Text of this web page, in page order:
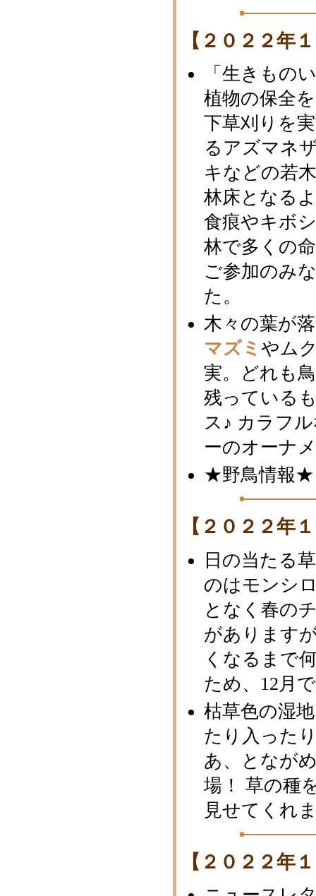
【２０２２年
「生きもの
植物の保全
下草刈りを
るアズマネ
キなどの若
林床となる
食痕やキボ
林で多くの
ご参加のみ
た。
木々の葉が
マズミやム
実。どれも
残っている
ス♪ カラフ
ーのオーナ
★野鳥情報★
【２０２２年
日の当たる
のはモンシ
となく春の
があります
くなるまで
ため、12月
枯草色の湿
たり入った
あ、となが
場！ 草の種
見せてくれ
【２０２２年